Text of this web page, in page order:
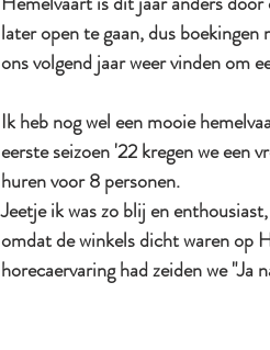
later open te gaan, dus
ons volgend jaar weer vinden om
Ik heb nog wel een mooie
eerste seizoen '22 kregen we een
huren voor 8 personen.
Jeetje ik was zo blij en
omdat de winkels dicht waren op
horecaervaring had zeiden we "Ja